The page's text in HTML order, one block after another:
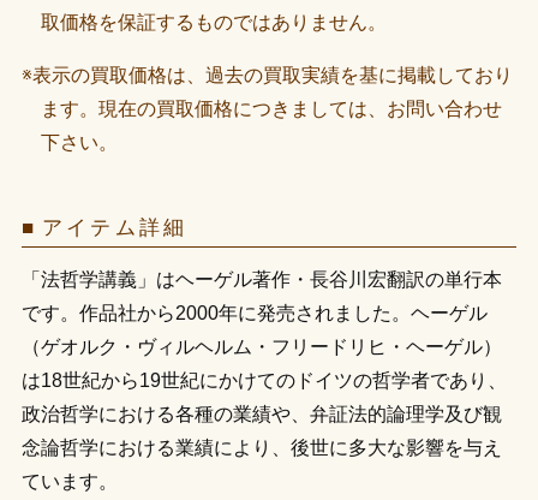
取価格を保証するものではありません。
※表示の買取価格は、過去の買取実績を基に掲載しており
ます。現在の買取価格につきましては、お問い合わせ
下さい。
アイテム詳細
「法哲学講義」はヘーゲル著作・長谷川宏翻訳の単行本
です。作品社から2000年に発売されました。ヘーゲル
（ゲオルク・ヴィルヘルム・フリードリヒ・ヘーゲル）
は18世紀から19世紀にかけてのドイツの哲学者であり、
政治哲学における各種の業績や、弁証法的論理学及び観
念論哲学における業績により、後世に多大な影響を与え
ています。